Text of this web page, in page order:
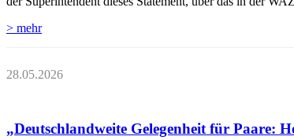
> mehr
28.05.2026
„Deutschlandweite Gelegenheit für Paare: